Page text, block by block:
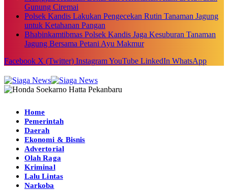
Gunung Ciremai
Polsek Kandis Lakukan Pengecekan Rutin Tanaman Jagung
untuk Ketahanan Pangan
Bhabinkamtibmas Polsek Kandis Jaga Kesuburan Tanaman
Jagung Bersama Petani Ayu Makmur
Facebook X (Twitter) InstagramYouTube LinkedIn WhatsApp
Home
Pemerintah
Daerah
Ekonomi & Bisnis
Advertorial
Olah Raga
Kriminal
Lalu Lintas
Narkoba